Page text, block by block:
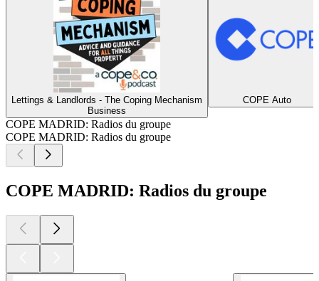
Lettings & Landlords - The Coping Mechanism
Business
COPE Auto
COPE MADRID: Radios du groupe
COPE MADRID: Radios du groupe
COPE MADRID: Radios du groupe